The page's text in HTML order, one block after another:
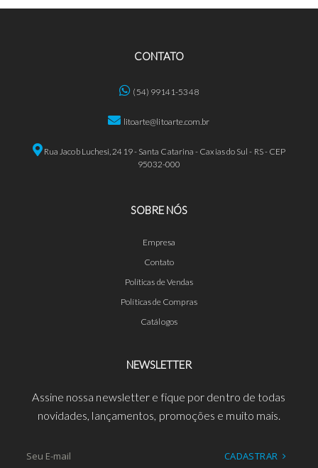
CONTATO
(54) 99141-5348
litoarte@litoarte.com.br
Rua Jacob Luchesi, 2419 - Santa Catarina - Caxias do Sul - RS - CEP
95032-000
SOBRE NÓS
Empresa
Contato
Políticas de Vendas
Políticas de Compras
Catálogos
NEWSLETTER
Assine nossa newsletter e fique por dentro de todas
novidades, lançamentos, promoções e muito mais.
CADASTRAR